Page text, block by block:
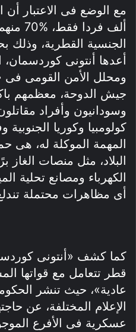
ألف
الجنسية القطرية، وذلك
أعدها أنتونى كوردسمان،
ومحلل الأمن القومى
جيش الدوحة، معظمهم
وسودانيون وأفراد
كولومبيا وكوريا
المهمة الموكلة له، هى
البلاد، مثل منصات الغاز
الكهرباء ومصانع تحلية
أى مظاهرات محتملة
كما كشف «أنتونى
قطر تتعامل مع قواتها
عادية»، حيث تنشر
الإعلام المختلفة، عن
عسكرية فى الأفرع